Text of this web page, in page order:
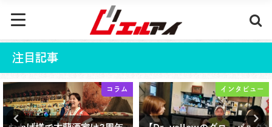
注目記事
コラム インタビュー